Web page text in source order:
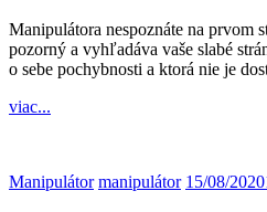
Manipulátora nespoznáte na prvom
pozorný a vyhľadáva vaše slabé
o sebe pochybnosti a ktorá nie je
viac...
Manipulátor manipulátor 15/08/2020